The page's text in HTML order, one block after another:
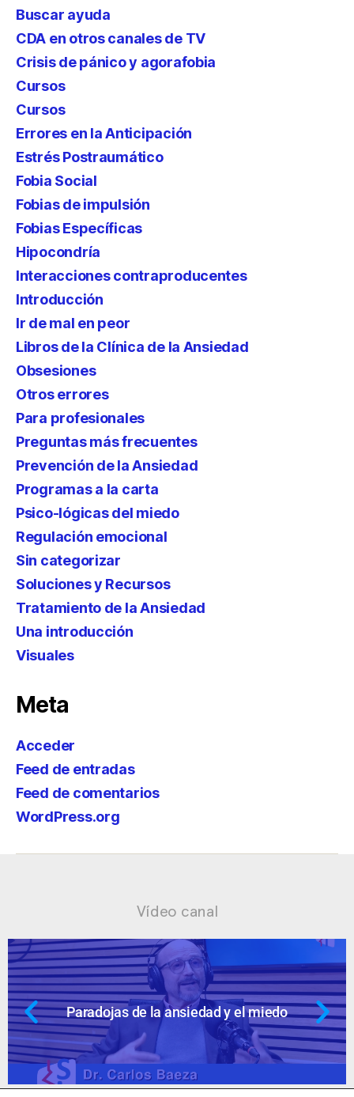
Buscar ayuda
CDA en otros canales de TV
Crisis de pánico y agorafobia
Cursos
Cursos
Errores en la Anticipación
Estrés Postraumático
Fobia Social
Fobias de impulsión
Fobias Específicas
Hipocondría
Interacciones contraproducentes
Introducción
Ir de mal en peor
Libros de la Clínica de la Ansiedad
Obsesiones
Otros errores
Para profesionales
Preguntas más frecuentes
Prevención de la Ansiedad
Programas a la carta
Psico-lógicas del miedo
Regulación emocional
Sin categorizar
Soluciones y Recursos
Tratamiento de la Ansiedad
Una introducción
Visuales
Meta
Acceder
Feed de entradas
Feed de comentarios
WordPress.org
Vídeo canal
miedo Ansiedad: supuestos